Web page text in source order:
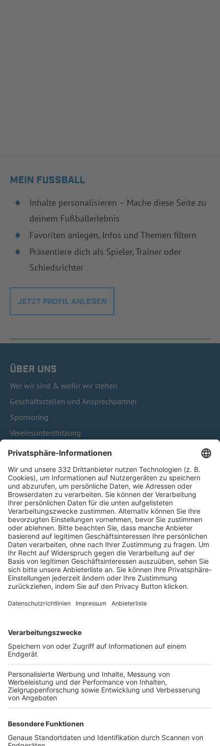
MEIN FUSSBALL
Inhalte personalisieren – Mache diese Seite zu
deinem Fußballerlebnis
Favoriten anlegen, Infos und Themen filtern
Präsentiere dich als Spieler, Trainer oder
Schiedsrichter
JETZT PROFIL ANLEGEN
ÜBER UNS
Wer wir sind & wofür wir stehen
Geschäftsstellen und Ansprechpartner
Sponsoring
Vereinsunterstützung
Infothek
HÄUFIG BESUCHTE SEITEN
Pässe und Vereinswechsel
Trainerausbildung
Schulungsangebot Vereinsmitarbeiter
BFV-Geschäftsstellen
Trainerbörse
Login SpielPlus
TOP-VEREINE
TOP-PARTNER